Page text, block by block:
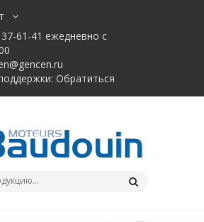
61-41 ежедневно с
Обратиться